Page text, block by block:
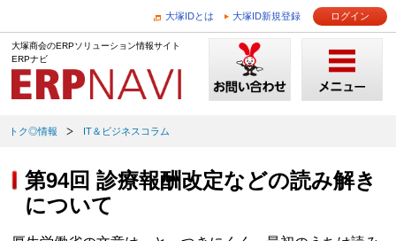
大塚IDとは 大塚ID新規登録 ログイン
大塚商会のERPソリューション情報サイト
ERPナビ
トク◎情報 IT＆ビジネスコラム
第94回 診療報酬改定などの読み解き
について